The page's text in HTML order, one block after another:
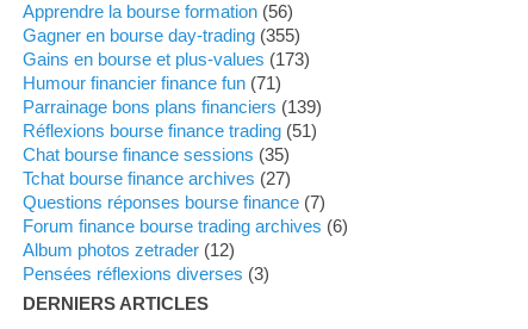
Apprendre la bourse formation (56)
Gagner en bourse day-trading (355)
Gains en bourse et plus-values (173)
Humour financier finance fun (71)
Parrainage bons plans financiers (139)
Réflexions bourse finance trading (51)
Chat bourse finance sessions (35)
Tchat bourse finance archives (27)
Questions réponses bourse finance (7)
Forum finance bourse trading archives (6)
Album photos zetrader (12)
Pensées réflexions diverses (3)
DERNIERS ARTICLES